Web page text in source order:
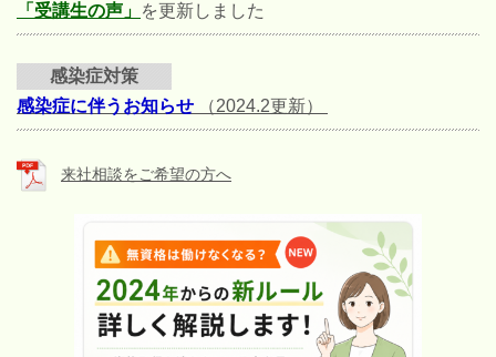
「受講生の声」 を更新しました
感染症対策
感染症に伴うお知らせ （2024.2更新）
来社相談をご希望の方へ